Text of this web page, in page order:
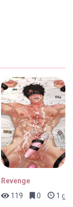
Revenge
119
0 1